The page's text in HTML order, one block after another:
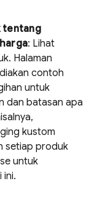
tentang
: Lihat
Halaman
contoh
untuk
dan batasan apa
kustom
setiap produk
untuk
ini.